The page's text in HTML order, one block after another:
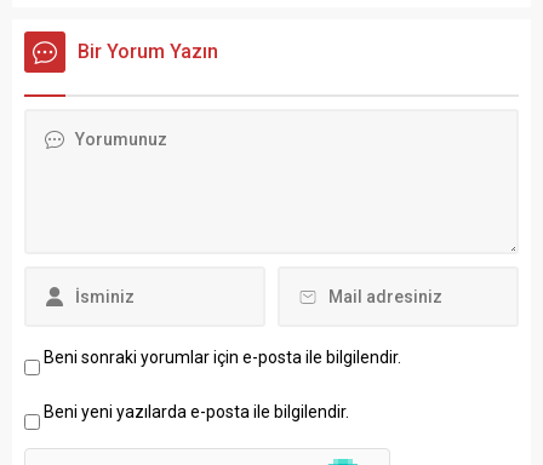
Bir Yorum Yazın
Beni sonraki yorumlar için e-posta ile bilgilendir.
Beni yeni yazılarda e-posta ile bilgilendir.